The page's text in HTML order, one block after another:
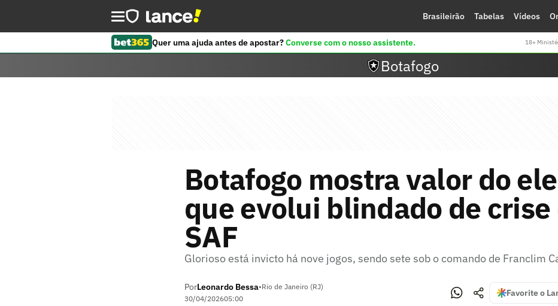
Brasileirão Tabelas Vídeos
Quer uma ajuda antes de apostar?Converse com o nosso assistente. 18+
Botafogo
Botafogo mostra valor do
que evolui blindado de crise
SAF
Glorioso está invicto há nove jogos, sendo sete sob o comando de Franclim
PorLeonardo Bessa•Rio de Janeiro (RJ)
30/04/202605:00
Favorite o